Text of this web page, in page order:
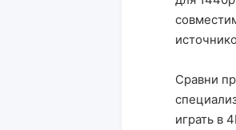
Сравни
играть в